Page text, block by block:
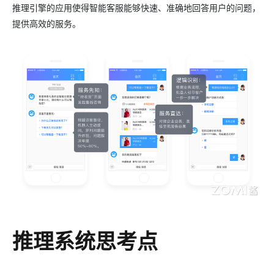
推理引擎的应用使得智能客服能够快速、准确地回答用户的问题，
提供高效的服务。
推理系统思考点